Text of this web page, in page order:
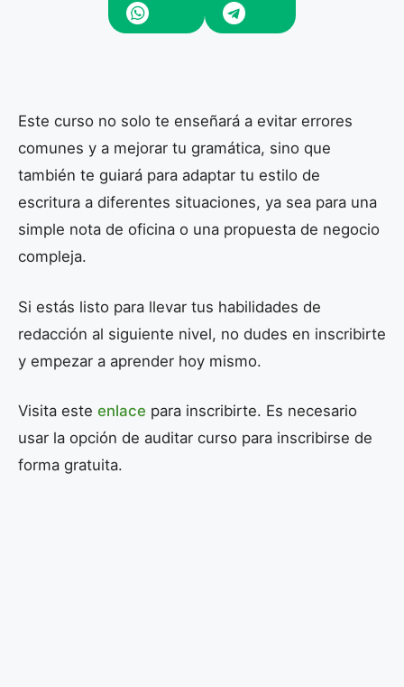
Este curso no solo te enseñará a evitar errores
comunes y a mejorar tu gramática, sino que
también te guiará para adaptar tu estilo de
escritura a diferentes situaciones, ya sea para una
simple nota de oficina o una propuesta de negocio
compleja.
Si estás listo para llevar tus habilidades de
redacción al siguiente nivel, no dudes en inscribirte
y empezar a aprender hoy mismo.
Visita este enlace para inscribirte. Es necesario
usar la opción de auditar curso para inscribirse de
forma gratuita.